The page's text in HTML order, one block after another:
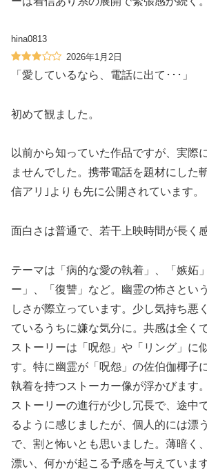
hina0813
2026年1月2日
「愛しているなら、電話に出て･･･」
初めて観ました。
以前から知っていた作品ですが、実際
ませんでした。携帯電話を題材にした
信アリ｣よりも先に公開されています。
面白さは普通で、若干上映時間が長く
テーマは「病的な愛の執着」、「嫉妬
ー」、「復讐」など。幽霊の怖さとい
しさが際立っています。少し気持ち悪
ているうちに嫌な気分に。共感は全く
ストーリーは「呪怨」や「リング」に
す。特に幽霊が「呪怨」の佐伯伽椰子
執着を持つストーカー像が浮かびます。
ストーリーの進行が少し冗長で、途中
るように感じましたが、個人的には漂
で、割と怖いとも思いました。薄暗く
漂い、何かが起こる予感を与えていま